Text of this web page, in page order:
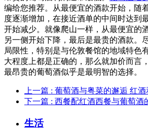
编给您推荐。从最便宜的酒款开始，随
度逐渐增加，在接近酒单的中间时达到
开始减少。就像爬山一样，从最便宜的
另一侧开始下降，最后是最贵的酒款。
局限性，特别是与伦敦餐馆的地域特色
大程度上都是正确的，那么就加价而言
最昂贵的葡萄酒似乎是最明智的选择。
上一篇 : 葡萄酒与粤菜的邂逅 红
下一篇 : 西餐配红酒西餐与葡萄酒
生活